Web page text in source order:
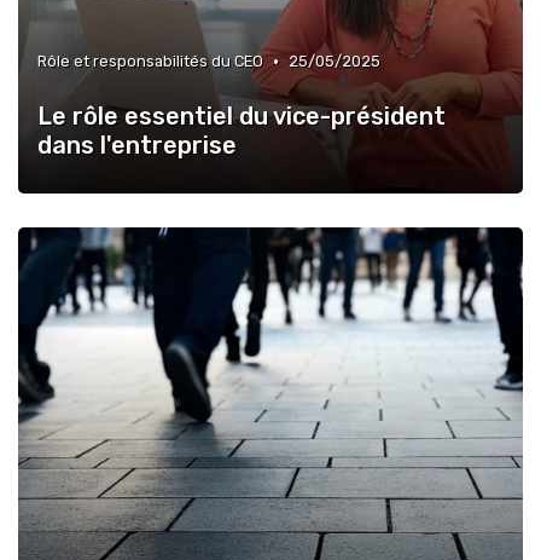
Rôle et responsabilités du CEO • 25/05/2025
Le rôle essentiel du vice-président
dans l'entreprise